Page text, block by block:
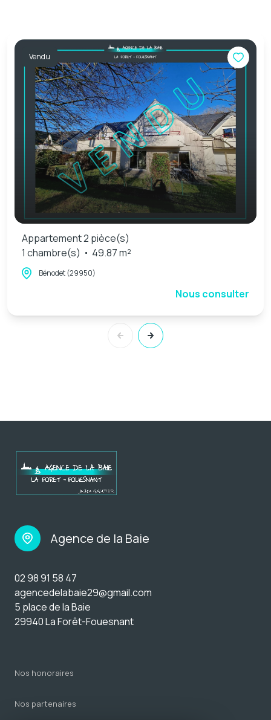
Vendu
Appartement 2 pièce(s)
1 chambre(s)
49.87 m²
Bénodet (29950)
Nous consulter
Agence de la Baie
02 98 91 58 47
agencedelabaie29@gmail.com
5 place de la Baie
29940 La Forêt-Fouesnant
nos honoraires
nos partenaires